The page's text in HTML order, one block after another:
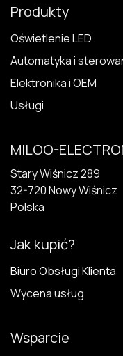
Produkty
Oświetlenie LED
Automatyka i
Elektronika i OEM
Usługi
MILOO-
Stary Wiśnicz 289
32-720 N​owy Wiśnicz
Polska
Jak kupić?
Biuro Obsługi Klienta
Wycena usług
Wsparcie